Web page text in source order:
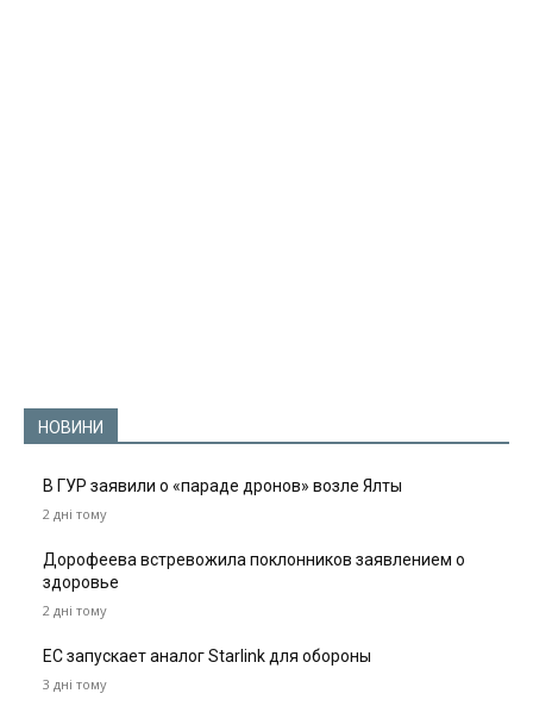
НОВИНИ
В ГУР заявили о «параде дронов» возле Ялты
2 дні тому
Дорофеева встревожила поклонников заявлением о
здоровье
2 дні тому
ЕС запускает аналог Starlink для обороны
3 дні тому